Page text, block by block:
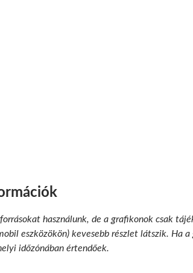
használunk, de a grafikonok csak
eszközökön) kevesebb részlet látszik. Ha
időzónában értendőek.